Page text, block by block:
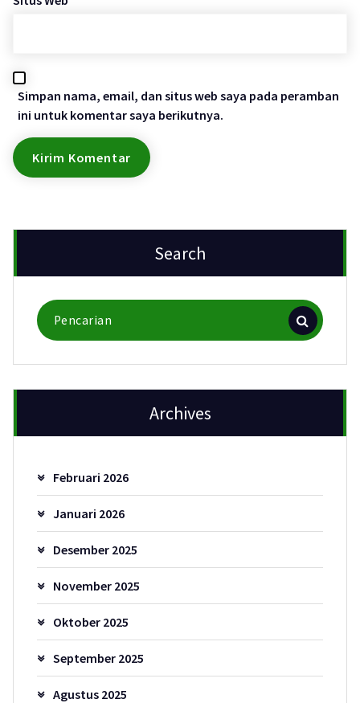
Simpan nama, email, dan situs web saya pada peramban
ini untuk komentar saya berikutnya.
Search
Pencarian
untuk:
Archives
Februari 2026
Januari 2026
Desember 2025
November 2025
Oktober 2025
September 2025
Agustus 2025